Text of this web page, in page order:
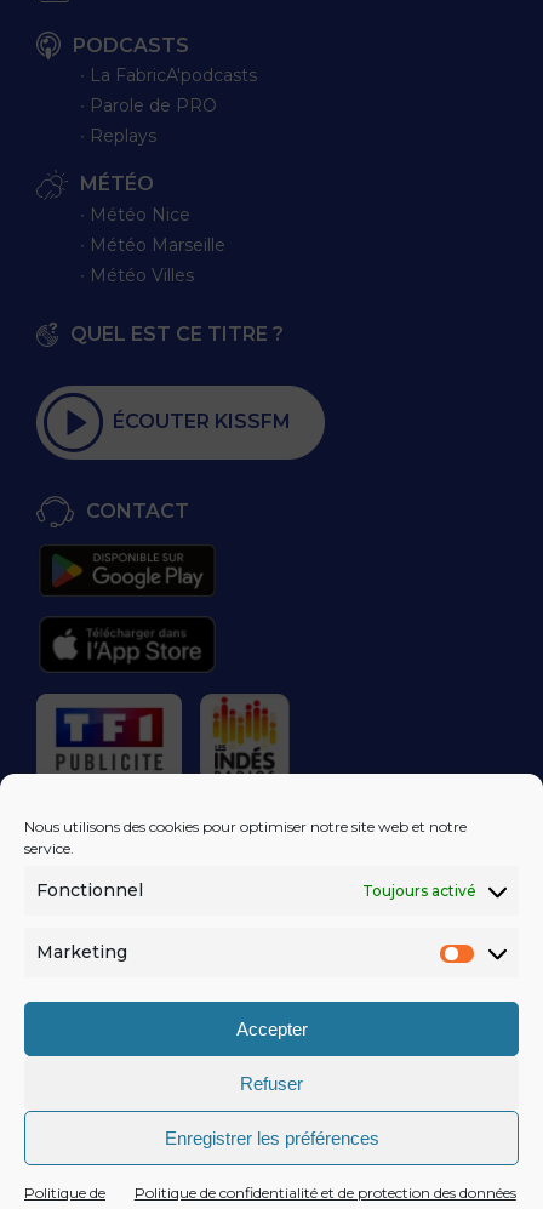
Nous utilisons des cookies pour optimiser notre site web et notre
service.
Fonctionnel Toujours activé
Marketing
Accepter
Refuser
Enregistrer les préférences
Politique de Politique de confidentialité et de protection des données
PODCASTS
∙ La FabricA'podcasts
∙ Parole de PRO
∙ Replays
MÉTÉO
∙ Météo Nice
∙ Météo Marseille
∙ Météo Villes
QUEL EST CE TITRE ?
ÉCOUTER KISSFM
CONTACT
RÉGIE PUBLICITAIRE
LES EXCLUS
DANS VOTRE
MENTIONS LÉGALES
POLITIQUE DE CONFIDENTIALITÉ
AGENCE EQUINOXAL